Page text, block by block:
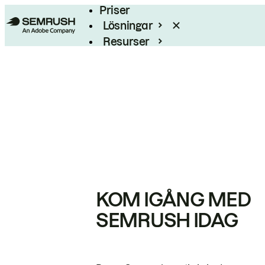
Priser
Lösningar
Resurser
KOM IGÅNG MED
SEMRUSH IDAG